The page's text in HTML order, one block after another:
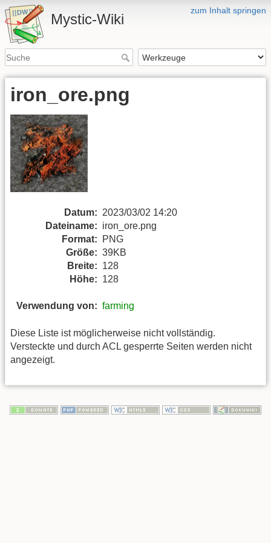
zum Inhalt springen
Mystic-Wiki
iron_ore.png
Datum: 2023/03/02 14:20
Dateiname: iron_ore.png
Format:
PNG
Größe: 39KB
Breite: 128
Höhe: 128
Verwendung von: farming
Diese Liste ist möglicherweise nicht vollständig.
Versteckte und durch ACL gesperrte Seiten werden nicht
angezeigt.